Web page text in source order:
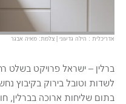
אדריכלית : הילה גדעוני | צלמת: מאיה אבגר
בתום שליחות ארוכה בברלין,